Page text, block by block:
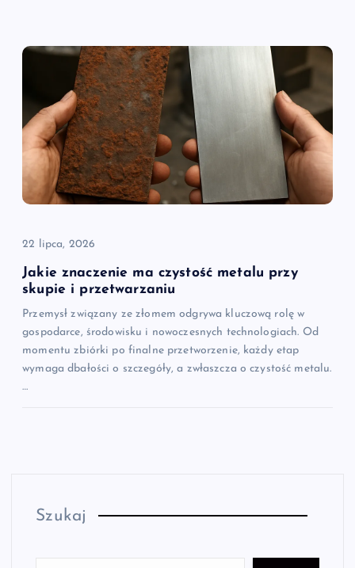
22 lipca, 2026
Jakie znaczenie ma czystość metalu przy
skupie i przetwarzaniu
Przemysł związany ze złomem odgrywa kluczową rolę w
gospodarce, środowisku i nowoczesnych technologiach. Od
momentu zbiórki po finalne przetworzenie, każdy etap
wymaga dbałości o szczegóły, a zwłaszcza o czystość metalu.
…
Szukaj